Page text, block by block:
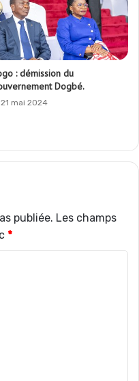
: démission du
Dogbé.
21 mai 2024
publiée. Les champs
*